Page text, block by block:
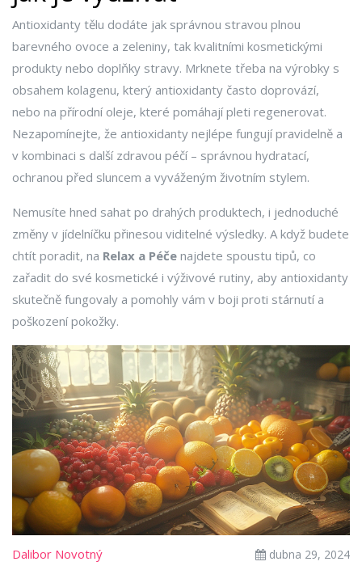
Antioxidanty tělu dodáte jak správnou stravou plnou
barevného ovoce a zeleniny, tak kvalitními kosmetickými
produkty nebo doplňky stravy. Mrknete třeba na výrobky s
obsahem kolagenu, který antioxidanty často doprovází,
nebo na přírodní oleje, které pomáhají pleti regenerovat.
Nezapomínejte, že antioxidanty nejlépe fungují pravidelně a
v kombinaci s další zdravou péčí – správnou hydratací,
ochranou před sluncem a vyváženým životním stylem.
Nemusíte hned sahat po drahých produktech, i jednoduché
změny v jídelníčku přinesou viditelné výsledky. A když budete
chtít poradit, na Relax a Péče najdete spoustu tipů, co
zařadit do své kosmetické i výživové rutiny, aby antioxidanty
skutečně fungovaly a pomohly vám v boji proti stárnutí a
poškození pokožky.
Dalibor Novotný dubna 29, 2024